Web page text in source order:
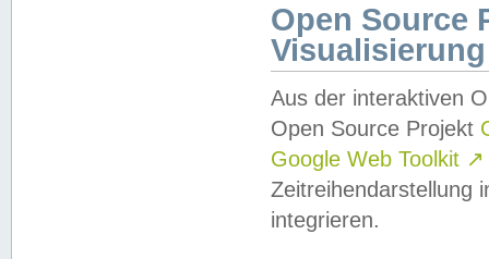
Open Source
Visualisierung
Aus der interaktiven
Open Source Projekt
Google Web Toolkit ↗
Zeitreihendarstellung
integrieren.